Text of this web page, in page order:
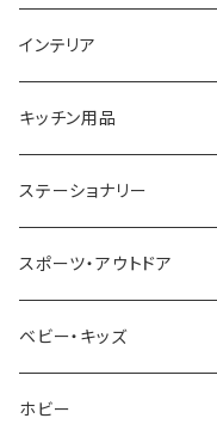
GAGA MILANO
CACTUS
TIMEX
NIXON
AVALANCHE
ORIENT
MICHAEL KORS
NO BRAND
SAAMA HOMME
ARNOLD PALMER
MICHAEL KORS
DIESEL
ALV
Merge
FOLLI FOLLIE
POLICE
PAUL HEWITT
22designstudio
BOTTEGA VENETA
EMPORIO ARMANI
栃木レザー
NIKE
DUNHILL
NEWYORKER
OROBIANCO
Ellese
MANHATTAN PORTAGE
United HOMME
RODANIA
BEAMZSQUARE
BLAZER CLUB
ANDY HAWARD
インテリア
CRYSTOCRAFT
SEIKO
CITIZEN
BRAUN
RHYTHM
キッチン用品
I'mD
Helios
VALENTINO VISCANI
ステーショナリー
LAMY
WATERMAN
PARKER
スポーツ・アウトドア
Trangia
Barebones
ベビー・キッズ
ふわりぃ
ホビー